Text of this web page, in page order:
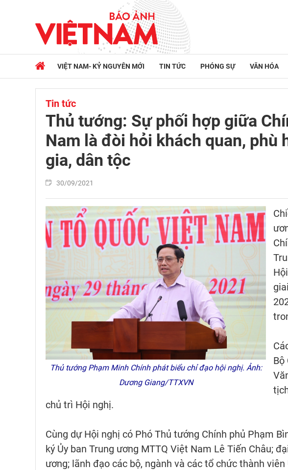
VIỆT NAM- KỶ NGUYÊN MỚI TIN TỨC PHÓNG SỰ VĂN HÓA
Tin tức
Thủ tướng: Sự phối hợp giữa
Nam là đòi hỏi khách quan, phù
gia, dân tộc
30/09/2021
Thủ tướng Phạm Minh Chính phát biểu chỉ đạo hội nghị. Ảnh:
Dương Giang/TTXVN
Bộ
chủ trì Hội nghị.
Cùng dự Hội nghị có Phó Thủ tướng Chính phủ Phạm
ký Ủy ban Trung ương MTTQ Việt Nam Lê Tiến Châu;
ương; lãnh đạo các bộ, ngành và các tổ chức thành